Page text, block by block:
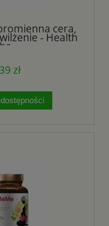
cera,
- Health
zł